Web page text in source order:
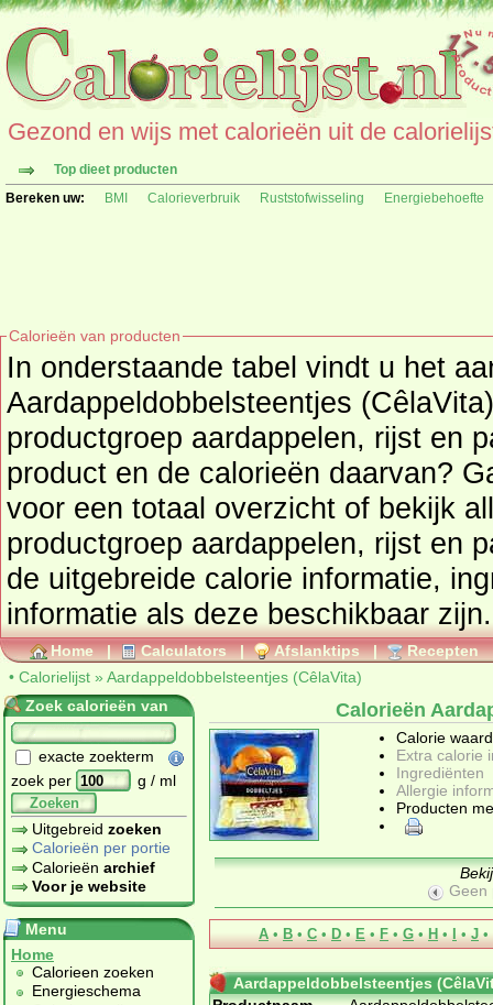
Gezond en wijs met calorieën uit de
Top dieet producten
Bereken uw:
BMI Calorieverbruik Ruststofwisseling Energiebehoefte
Calorieën van producten
In onderstaande tabel vindt u het
Aardappeldobbelsteentjes (CêlaVita)
productgroep aardappelen, rijst en
product en de
voor een totaal overzicht of bekijk alle producten uit de
productgroep aardappelen, rijst en
de uitgebreide calorie informatie,
informatie als deze beschikbaar zijn.
Home | Calculators | Afslanktips | Recepten
• Calorielijst » Aardappeldobbelsteentjes (CêlaVita)
Zoek calorieën van
exacte zoekterm
zoek per
g / ml
Zoeken
Uitgebreid zoeken
Calorieën per portie
Calorieën archief
Voor je website
Menu
Home
Calorieen zoeken
Energieschema
Calorieën
Calorie
Extra calorie
Ingrediënten
Allergie
Producten
Geen
A • B • C • D • E • F • G • H • I • J •
Aardappeldobbelsteentjes